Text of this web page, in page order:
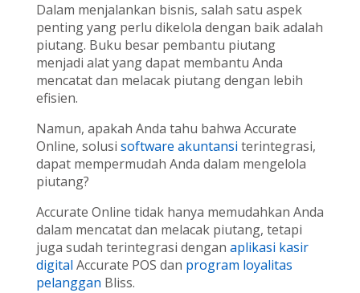
Dalam menjalankan bisnis, salah satu aspek
penting yang perlu dikelola dengan baik adalah
piutang. Buku besar pembantu piutang
menjadi alat yang dapat membantu Anda
mencatat dan melacak piutang dengan lebih
efisien.
Namun, apakah Anda tahu bahwa Accurate
Online, solusi software akuntansi terintegrasi,
dapat mempermudah Anda dalam mengelola
piutang?
Accurate Online tidak hanya memudahkan Anda
dalam mencatat dan melacak piutang, tetapi
juga sudah terintegrasi dengan aplikasi kasir
digital Accurate POS dan program loyalitas
pelanggan Bliss.